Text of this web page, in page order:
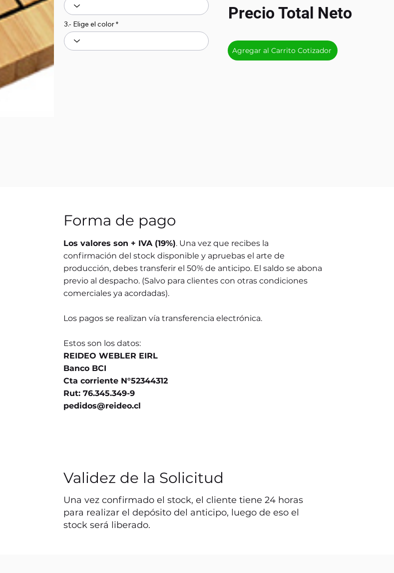
3.- Elige el color
Precio Total Neto
Agregar al Carrito Cotizador
Forma de pago
Los valores son + IVA (19%). Una vez que recibes la
confirmación del stock disponible y apruebas el arte de
producción, debes transferir el 50% de anticipo. El saldo se abona
previo al despacho. (Salvo para clientes con otras condiciones
comerciales ya acordadas).
Los pagos se realizan vía transferencia electrónica.
Estos son los datos:
REIDEO WEBLER EIRL
Banco BCI
Cta corriente N°52344312
Rut: 76.345.349-9
pedidos@reideo.cl
Validez de la Solicitud
Una vez confirmado el stock, el cliente tiene 24 horas
para realizar el depósito del anticipo, luego de eso el
stock será liberado.